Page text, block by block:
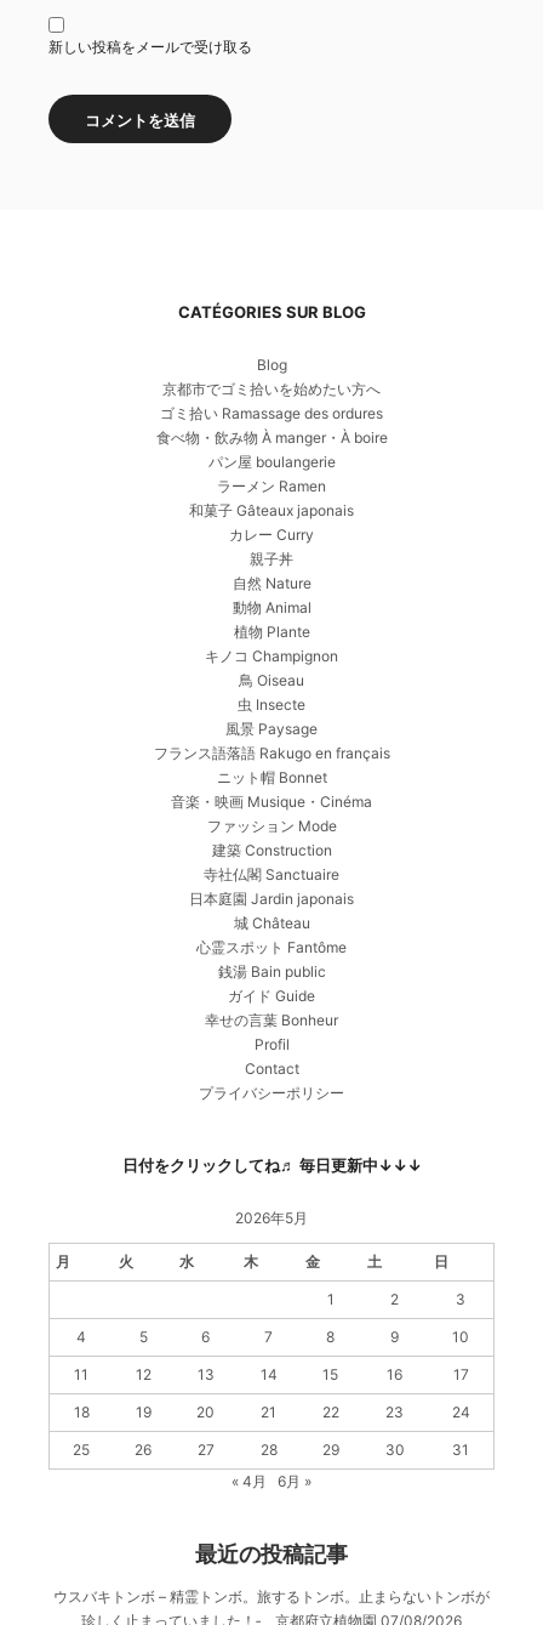
新しい投稿をメールで受け取る
CATÉGORIES SUR BLOG
Blog
京都市でゴミ拾いを始めたい方へ
ゴミ拾い Ramassage des ordures
食べ物・飲み物 À manger・À boire
パン屋 boulangerie
ラーメン Ramen
和菓子 Gâteaux japonais
カレー Curry
親子丼
自然 Nature
動物 Animal
植物 Plante
キノコ Champignon
鳥 Oiseau
虫 Insecte
風景 Paysage
フランス語落語 Rakugo en français
ニット帽 Bonnet
音楽・映画 Musique・Cinéma
ファッション Mode
建築 Construction
寺社仏閣 Sanctuaire
日本庭園 Jardin japonais
城 Château
心霊スポット Fantôme
銭湯 Bain public
ガイド Guide
幸せの言葉 Bonheur
Profil
Contact
プライバシーポリシー
日付をクリックしてね♬ 毎日更新中↓↓↓
2026年5月
月 火 水 木 金 土 日
1 2 3
4 5 6 7 8 9 10
11 12 13 14 15 16 17
18 19 20 21 22 23 24
25 26 27 28 29 30
31
« 4月
6月 »
最近の投稿記事
ウスバキトンボ – 精霊トンボ。旅するトンボ。止まらないトンボが
珍しく止まっていました！‐ 京都府立植物園 07/08/2026